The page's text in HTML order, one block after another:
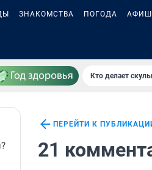
ЗНАКОМСТВА ПОГОДА
Кто делает
ПЕРЕЙТИ К
21